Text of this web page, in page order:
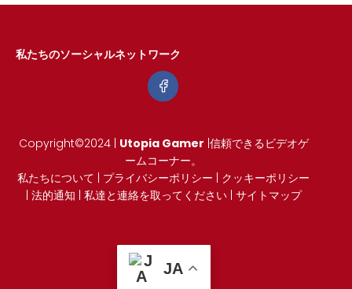
私たちのソーシャルネットワーク
Copyright©2024 | Utopia Gamer |信頼できるビデオゲ
ームコーナー。
私たちについて | プライバシーポリシー | クッキーポリシー
| 法的通知 | 私達と連絡を取ってください| サイトマップ
JA